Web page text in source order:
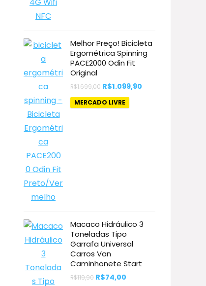
Melhor Preço! Bicicleta
Ergométrica Spinning
PACE2000 Odin Fit
Original
R$1.699,00 O
original
era:
R$1.099,90
MERCADO LIVRE
Macaco Hidráulico 3
Toneladas Tipo
Garrafa Universal
Carros Van
Caminhonete Start
R$119,90 O
preço
R$74,00